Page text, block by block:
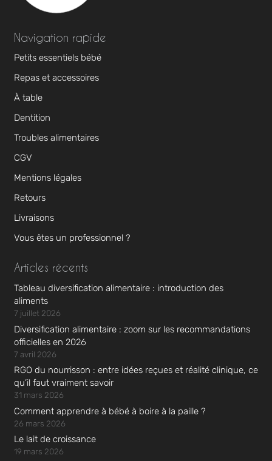
Navigation rapide
Petits essentiels bébé
Repas et accessoires
À table
Dentition
Troubles alimentaires
CGV
Mentions légales
Retours
Livraisons
Vous êtes un professionnel ?
Articles récents
Tableau diversification alimentaire : introduction des
aliments
7 juillet 2026
Diversification alimentaire : zoom sur les recommandations
officielles en 2026
7 avril 2026
RGO du nourrisson : entre idées reçues et réalité clinique, ce
qu’il faut vraiment savoir
31 mars 2026
Comment apprendre à bébé à boire à la paille ?
26 mars 2026
Le lait de croissance
19 mars 2026